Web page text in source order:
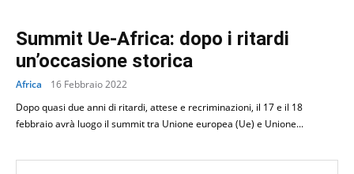
Summit Ue-Africa: dopo i ritardi
un’occasione storica
Africa
16 Febbraio 2022
Dopo quasi due anni di ritardi, attese e recriminazioni, il 17 e il 18
febbraio avrà luogo il summit tra Unione europea (Ue) e Unione...